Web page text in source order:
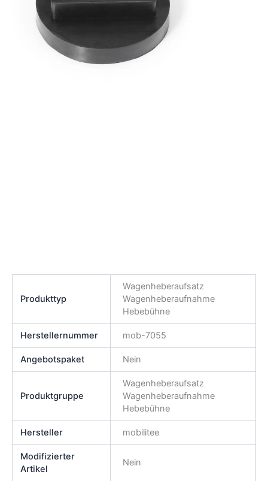
Produkttyp
Wagenheberaufsatz
Wagenheberaufnahme
Hebebühne
Herstellernummer mob-7055
Angebotspaket Nein
Produktgruppe
Wagenheberaufsatz
Wagenheberaufnahme
Hebebühne
Hersteller mobilitee
Modifizierter
Artikel
Nein